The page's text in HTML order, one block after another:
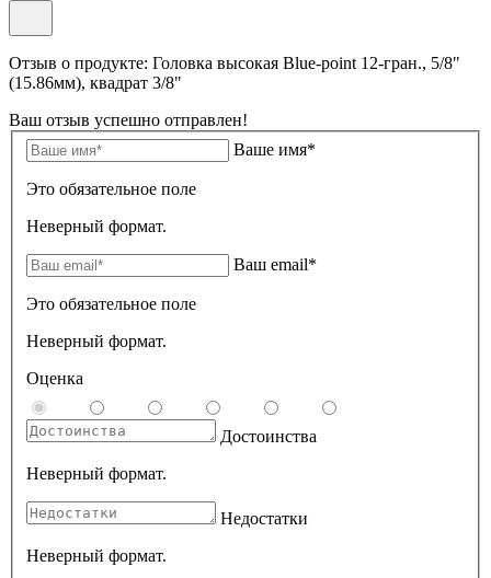
Отзыв о продукте: Головка высокая Blue-point 12-гран., 5/8"
(15.86мм), квадрат 3/8"
Ваш отзыв успешно отправлен!
Ваше имя*
Это обязательное поле
Неверный формат.
Ваш email*
Это обязательное поле
Неверный формат.
Оценка
Достоинства
Неверный формат.
Недостатки
Неверный формат.